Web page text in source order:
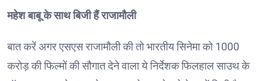
महेश बाबू के साथ बिजी हैं राजामौली
बात करें अगर एसएस राजामौली की तो भारतीय सिनेमा को 1000
करोड़ की फिल्मों की सौगात देने वाला ये निर्देशक फिलहाल साउथ के